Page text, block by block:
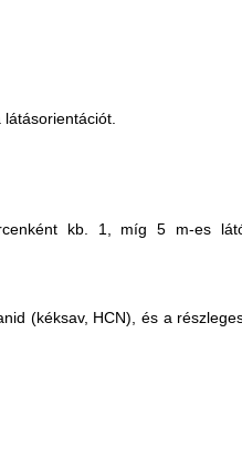
kb. 1, míg 5 m-es
(kéksav, HCN), és a